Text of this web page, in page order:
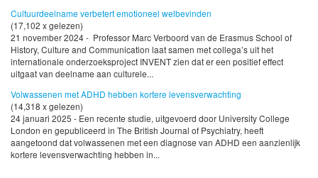
Cultuurdeelname verbetert emotioneel welbevinden
(17,102 x gelezen)
21 november 2024 - Professor Marc Verboord van de Erasmus School of
History, Culture and Communication laat samen met collega’s uit het
internationale onderzoeksproject INVENT zien dat er een positief effect
uitgaat van deelname aan culturele...
Volwassenen met ADHD hebben kortere levensverwachting
(14,318 x gelezen)
24 januari 2025 - Een recente studie, uitgevoerd door University College
London en gepubliceerd in The British Journal of Psychiatry, heeft
aangetoond dat volwassenen met een diagnose van ADHD een aanzienlijk
kortere levensverwachting hebben in...